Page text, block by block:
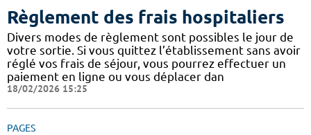
Règlement des frais hospitaliers
Divers modes de règlement sont possibles le jour de
votre sortie. Si vous quittez l’établissement sans avoir
réglé vos frais de séjour, vous pourrez effectuer un
paiement en ligne ou vous déplacer dan
18/02/2026 15:25
PAGES